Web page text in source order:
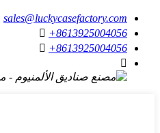
sales@luckycasefactory.com
 +8613925004056
 +8613925004056
